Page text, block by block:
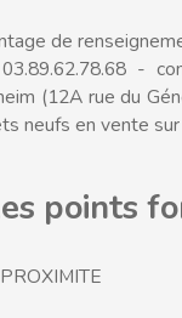
de
-
(12A rue du
neufs en vente
points